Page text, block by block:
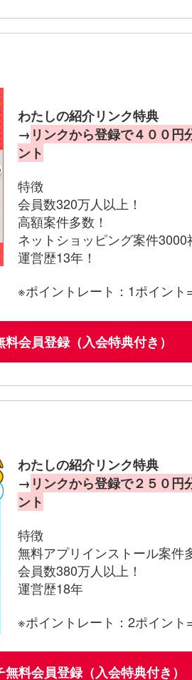
わたしの紹介リンク特典
→ リンクから登録で４００円
ント
特徴
会員数320万人以上！
高額案件多数！
ネットショッピング案件3000
運営歴13年！
※ポイントレート：1ポイント
会員登録（入会特典付き）
わたしの紹介リンク特典
→ リンクから登録で２５０円
ント
特徴
無料アプリインストール案件
会員数380万人以上！
運営歴18年
※ポイントレート：2ポイント
料会員登録（入会特典付き）